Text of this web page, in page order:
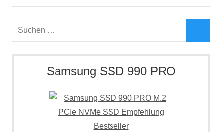
Suchen
Samsung SSD 990 PRO